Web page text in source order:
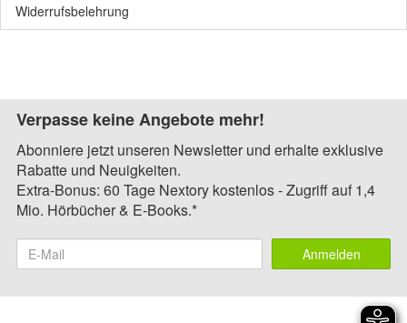
Widerrufsbelehrung
Verpasse keine Angebote mehr!
Abonniere jetzt unseren Newsletter und erhalte exklusive
Rabatte und Neuigkeiten.
Extra-Bonus: 60 Tage Nextory kostenlos - Zugriff auf 1,4
Mio. Hörbücher & E-Books.*
Anmelden